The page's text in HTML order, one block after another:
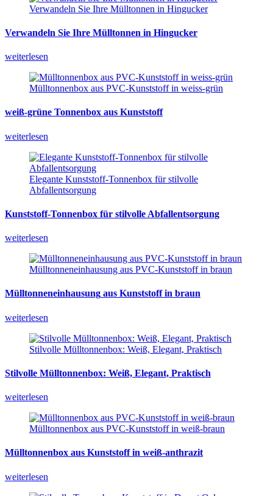
Verwandeln Sie Ihre Mülltonnen in Hingucker
Verwandeln Sie Ihre Mülltonnen in Hingucker
weiterlesen
Mülltonnenbox aus PVC-Kunststoff in weiss-grün
weiß-grüne Tonnenbox aus Kunststoff
weiterlesen
Elegante Kunststoff-Tonnenbox für stilvolle
Abfallentsorgung
Kunststoff-Tonnenbox für stilvolle Abfallentsorgung
weiterlesen
Mülltonneneinhausung aus PVC-Kunststoff in braun
Mülltonneneinhausung aus Kunststoff in braun
weiterlesen
Stilvolle Mülltonnenbox: Weiß, Elegant, Praktisch
Stilvolle Mülltonnenbox: Weiß, Elegant, Praktisch
weiterlesen
Mülltonnenbox aus PVC-Kunststoff in weiß-braun
Mülltonnenbox aus Kunststoff in weiß-anthrazit
weiterlesen